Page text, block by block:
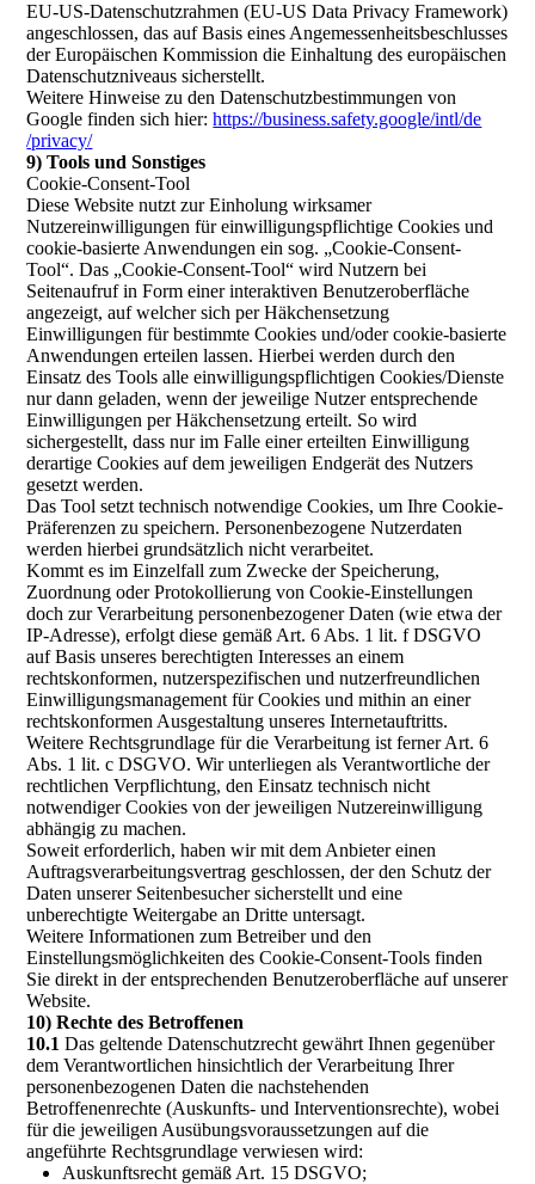
EU-US-Datenschutzrahmen (EU-US Data Privacy Framework)
angeschlossen, das auf Basis eines Angemessenheitsbeschlusses
der Europäischen Kommission die Einhaltung des europäischen
Datenschutzniveaus sicherstellt.
Weitere Hinweise zu den Datenschutzbestimmungen von
Google finden sich hier:https://business.safety.google/intl/de
/privacy/
9) Tools und Sonstiges
Cookie-Consent-Tool
Diese Website nutzt zur Einholung wirksamer
Nutzereinwilligungen für einwilligungspflichtige Cookies und
cookie-basierte Anwendungen ein sog. „Cookie-Consent-
Tool“. Das „Cookie-Consent-Tool“ wird Nutzern bei
Seitenaufruf in Form einer interaktiven Benutzeroberfläche
angezeigt, auf welcher sich per Häkchensetzung
Einwilligungen für bestimmte Cookies und/oder cookie-basierte
Anwendungen erteilen lassen. Hierbei werden durch den
Einsatz des Tools alle einwilligungspflichtigen Cookies/Dienste
nur dann geladen, wenn der jeweilige Nutzer entsprechende
Einwilligungen per Häkchensetzung erteilt. So wird
sichergestellt, dass nur im Falle einer erteilten Einwilligung
derartige Cookies auf dem jeweiligen Endgerät des Nutzers
gesetzt werden.
Das Tool setzt technisch notwendige Cookies, um Ihre Cookie-
Präferenzen zu speichern. Personenbezogene Nutzerdaten
werden hierbei grundsätzlich nicht verarbeitet.
Kommt es im Einzelfall zum Zwecke der Speicherung,
Zuordnung oder Protokollierung von Cookie-Einstellungen
doch zur Verarbeitung personenbezogener Daten (wie etwa der
IP-Adresse), erfolgt diese gemäß Art. 6 Abs. 1 lit. f DSGVO
auf Basis unseres berechtigten Interesses an einem
rechtskonformen, nutzerspezifischen und nutzerfreundlichen
Einwilligungsmanagement für Cookies und mithin an einer
rechtskonformen Ausgestaltung unseres Internetauftritts.
Weitere Rechtsgrundlage für die Verarbeitung ist ferner Art. 6
Abs. 1 lit. c DSGVO. Wir unterliegen als Verantwortliche der
rechtlichen Verpflichtung, den Einsatz technisch nicht
notwendiger Cookies von der jeweiligen Nutzereinwilligung
abhängig zu machen.
Soweit erforderlich, haben wir mit dem Anbieter einen
Auftragsverarbeitungsvertrag geschlossen, der den Schutz der
Daten unserer Seitenbesucher sicherstellt und eine
unberechtigte Weitergabe an Dritte untersagt.
Weitere Informationen zum Betreiber und den
Einstellungsmöglichkeiten des Cookie-Consent-Tools finden
Sie direkt in der entsprechenden Benutzeroberfläche auf unserer
Website.
10) Rechte des Betroffenen
10.1 Das geltende Datenschutzrecht gewährt Ihnen gegenüber
dem Verantwortlichen hinsichtlich der Verarbeitung Ihrer
personenbezogenen Daten die nachstehenden
Betroffenenrechte (Auskunfts- und Interventionsrechte), wobei
für die jeweiligen Ausübungsvoraussetzungen auf die
angeführte Rechtsgrundlage verwiesen wird:
Auskunftsrecht gemäß Art. 15 DSGVO;